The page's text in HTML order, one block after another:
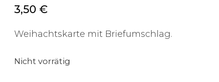
3,50 €
Weihachtskarte mit Briefumschlag.
Nicht vorrätig